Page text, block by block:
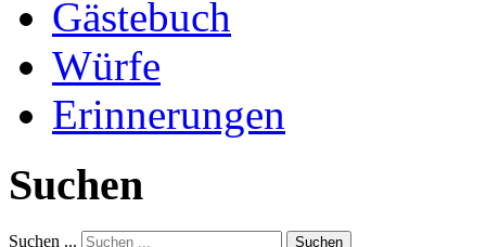
Gästebuch
Würfe
Erinnerungen
Suchen
Suchen ... Suchen